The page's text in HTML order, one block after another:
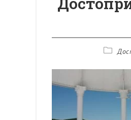
Рубрика